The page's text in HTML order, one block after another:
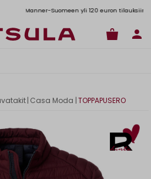
Manner-Suomeen yli 120 euron tilauksiin
| Casa Moda |TOPPAPUSERO